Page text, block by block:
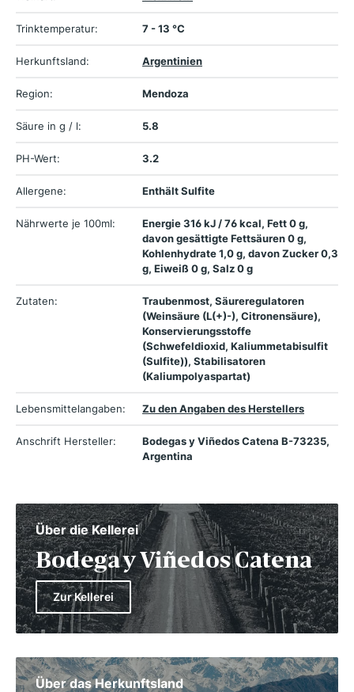
Trinktemperatur: 7 - 13 °C
Herkunftsland: Argentinien
Region: Mendoza
Säure in g / l: 5.8
PH-Wert: 3.2
Allergene: Enthält Sulfite
Nährwerte je 100ml:
Energie 316 kJ / 76 kcal, Fett 0 g,
davon gesättigte Fettsäuren 0 g,
Kohlenhydrate 1,0 g, davon Zucker 0,3
g, Eiweiß 0 g, Salz 0 g
Zutaten:
Traubenmost, Säureregulatoren
(Weinsäure (L(+)-), Citronensäure),
Konservierungsstoffe
(Schwefeldioxid, Kaliummetabisulfit
(Sulfite)), Stabilisatoren
(Kaliumpolyaspartat)
Lebensmittelangaben: Zu den Angaben des Herstellers
Anschrift Hersteller:
Bodegas y Viñedos Catena B-73235,
Argentina
Über die Kellerei
Bodega y Viñedos Catena
Zur Kellerei
Über das Herkunftsland